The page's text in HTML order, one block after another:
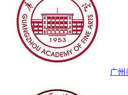
广州